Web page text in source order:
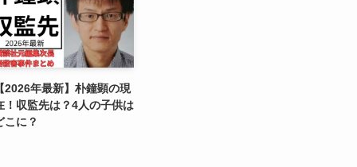
2026年最新】朴鐘顕の現
！収監先は？4人の子供は
こに？